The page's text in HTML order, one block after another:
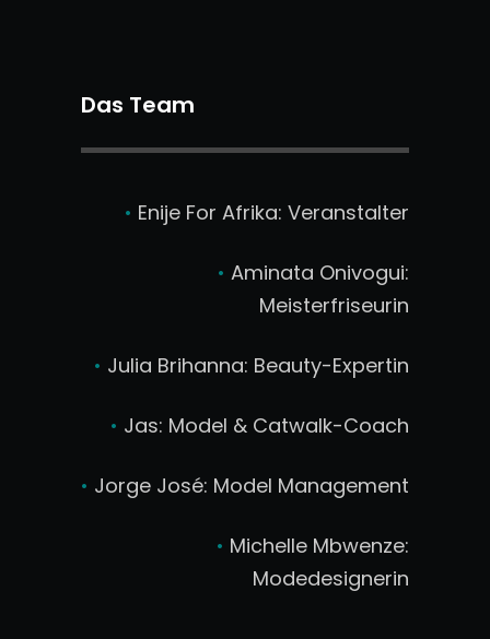
Das Team
• Enije For Afrika: Veranstalter
• Aminata Onivogui:
Meisterfriseurin
• Julia Brihanna: Beauty-Expertin
• Jas: Model & Catwalk-Coach
• Jorge José: Model Management
• Michelle Mbwenze:
Modedesignerin